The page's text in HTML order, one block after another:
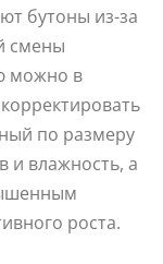
бутоны из-за
смены
можно в
по размеру
и влажность, а
роста.